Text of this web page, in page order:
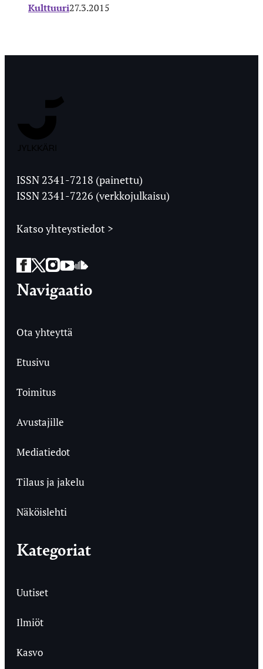
Kulttuuri27.3.2015
Ylioppilaslehti
ISSN 2341-7218 (painettu)
ISSN 2341-7226 (verkkojulkaisu)
Katso yhteystiedot >
Facebook
Twitter
Instagram
YouTube
SoundCloud
Navigaatio
Ota yhteyttä
Etusivu
Toimitus
Avustajille
Mediatiedot
Tilaus ja jakelu
Näköislehti
Kategoriat
Uutiset
Ilmiöt
Kasvo